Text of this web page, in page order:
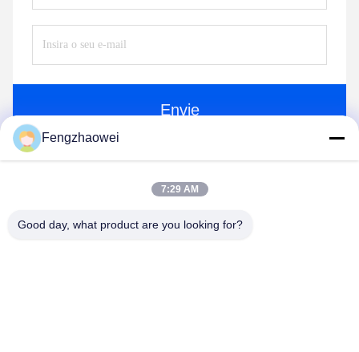
Envie
Shenzhen Fengzhaowei Technology Co.,Ltd
Fengzhaowei
7:29 AM
Good day, what product are you looking for?